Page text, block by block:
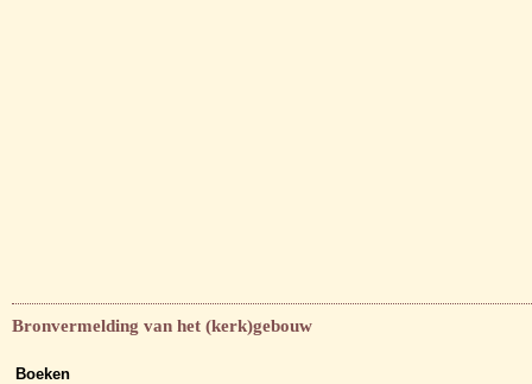
Bronvermelding van het (kerk)gebouw
Boeken